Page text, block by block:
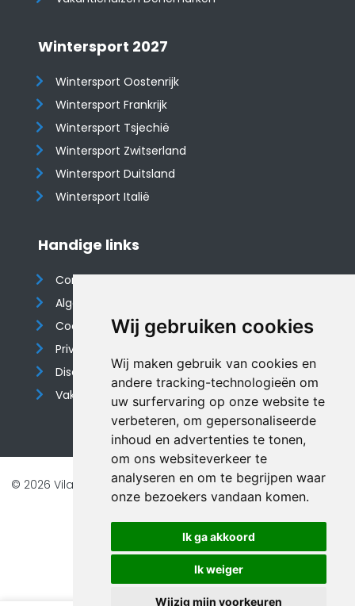
Wij gebruiken cookies
Wij maken gebruik van cookies en
andere tracking-technologieën om
uw surfervaring op onze website te
verbeteren, om gepersonaliseerde
inhoud en advertenties te tonen,
om ons websiteverkeer te
analyseren en om te begrijpen waar
onze bezoekers vandaan komen.
Ik ga akkoord
Ik weiger
Wijzig mijn voorkeuren
Wintersport 2027
Wintersport Oostenrijk
Wintersport Frankrijk
Wintersport Tsjechië
Wintersport Zwitserland
Wintersport Duitsland
Wintersport Italië
Handige links
Contact
Algemene voorwaarden
Cookieverklaring
Privacyverklaring
Disclaimer
Vakantiehuis website
© 2026 Vilando Vakantiehuizen |Website door FalcoTravel
Veilig online betalen met